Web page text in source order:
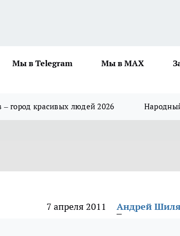
Мы в Telegram Мы в MAX
– город красивых людей 2026
7 апреля 2011 Андрей